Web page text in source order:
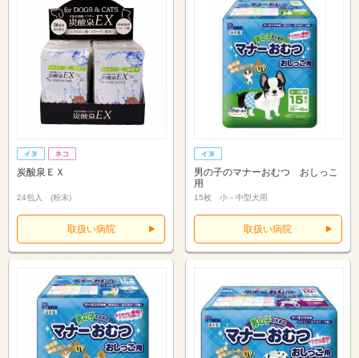
炭酸泉ＥＸ
24包入 (粉末)
取扱い病院
男の子のマナーおむつ おしっこ
用
15枚 小－中型犬用
取扱い病院